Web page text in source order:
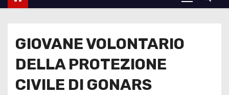
GIOVANE VOLONTARIO
DELLA PROTEZIONE
CIVILE DI GONARS